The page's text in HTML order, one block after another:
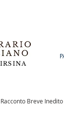
Racconto Breve Inedito